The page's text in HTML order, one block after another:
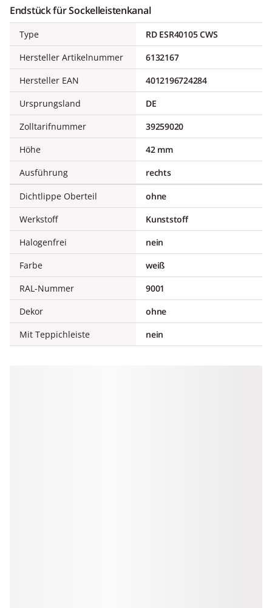
Endstück für Sockelleistenkanal
Type
RD ESR40105 CWS
Hersteller Artikelnummer
6132167
Hersteller EAN
4012196724284
Ursprungsland
DE
Zolltarifnummer
39259020
Höhe
42 mm
Ausführung
rechts
Dichtlippe Oberteil
ohne
Werkstoff
Kunststoff
Halogenfrei
nein
Farbe
weiß
RAL-Nummer
9001
Dekor
ohne
Mit Teppichleiste
nein